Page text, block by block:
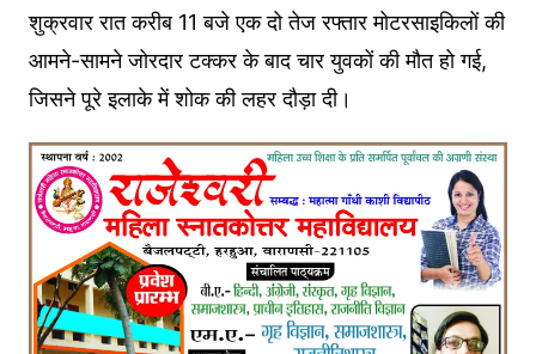
शुक्रवार रात करीब 11 बजे एक दो तेज रफ्तार मोटरसाइकिलों की
आमने-सामने जोरदार टक्कर के बाद चार युवकों की मौत हो गई,
जिसने पूरे इलाके में शोक की लहर दौड़ा दी।